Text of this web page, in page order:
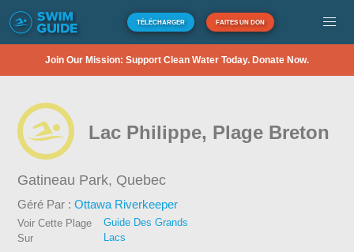
TÉLÉCHARGER FAITES UN DON
Join Our Mission: Support Clean Water Today. Donate Now.
Lac Philippe, Plage Breton
Gatineau Park, Quebec
Géré Par :Ottawa Riverkeeper
Voir Cette Plage
Sur
Guide Des Grands
Lacs